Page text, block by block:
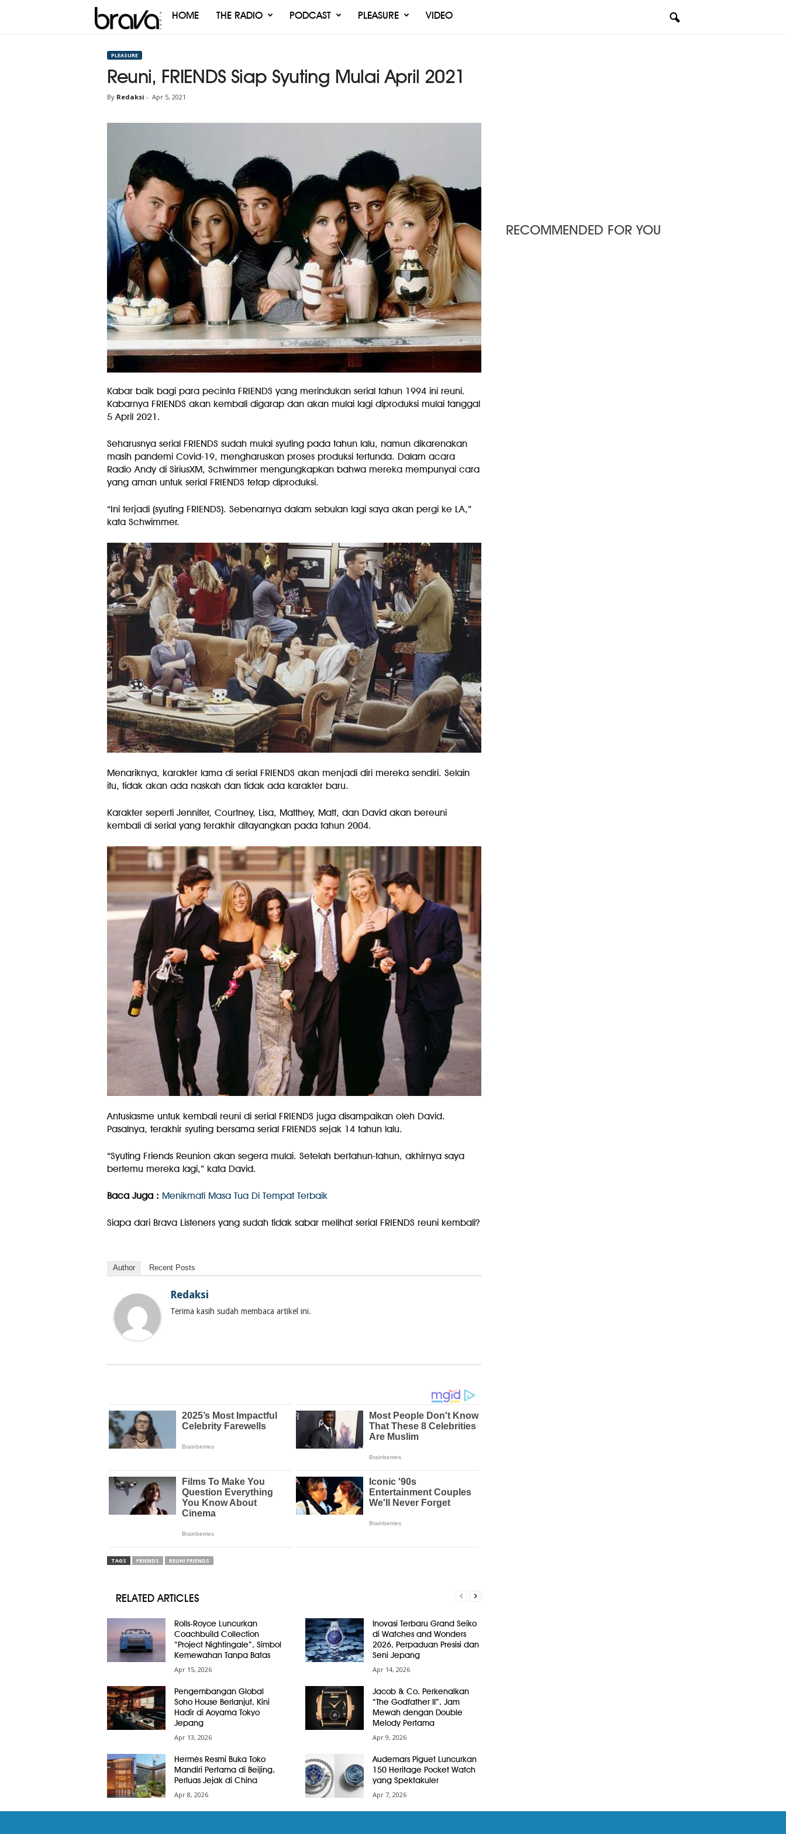
Brava
HOME THE RADIO PODCAST PLEASURE VIDEO
PLEASURE
Reuni, FRIENDS Siap Syuting Mulai April 2021
By Redaksi - Apr 5, 2021
Kabar baik bagi para pecinta FRIENDS yang merindukan serial tahun 1994 ini reuni.
Kabarnya FRIENDS akan kembali digarap dan akan mulai lagi diproduksi mulai tanggal
5 April 2021.
Seharusnya serial FRIENDS sudah mulai syuting pada tahun lalu, namun dikarenakan
masih pandemi Covid-19, mengharuskan proses produksi tertunda. Dalam acara
Radio Andy di SiriusXM, Schwimmer mengungkapkan bahwa mereka mempunyai cara
yang aman untuk serial FRIENDS tetap diproduksi.
“Ini terjadi (syuting FRIENDS). Sebenarnya dalam sebulan lagi saya akan pergi ke LA,”
kata Schwimmer.
Menariknya, karakter lama di serial FRIENDS akan menjadi diri mereka sendiri. Selain
itu, tidak akan ada naskah dan tidak ada karakter baru.
Karakter seperti Jennifer, Courtney, Lisa, Matthey, Matt, dan David akan bereuni
kembali di serial yang terakhir ditayangkan pada tahun 2004.
Antusiasme untuk kembali reuni di serial FRIENDS juga disampaikan oleh David.
Pasalnya, terakhir syuting bersama serial FRIENDS sejak 14 tahun lalu.
“Syuting Friends Reunion akan segera mulai. Setelah bertahun-tahun, akhirnya saya
bertemu mereka lagi,” kata David.
Baca Juga : Menikmati Masa Tua Di Tempat Terbaik
Siapa dari Brava Listeners yang sudah tidak sabar melihat serial FRIENDS reuni kembali?
Author Recent Posts
Redaksi
Terima kasih sudah membaca artikel ini.
TAGS FRIENDS REUNI FRIENDS
RELATED ARTICLES
Rolls-Royce Luncurkan
Coachbuild Collection
“Project Nightingale”, Simbol
Kemewahan Tanpa Batas
Apr 15, 2026
Inovasi Terbaru Grand Seiko
di Watches and Wonders
2026, Perpaduan Presisi dan
Seni Jepang
Apr 14, 2026
Pengembangan Global
Soho House Berlanjut, Kini
Hadir di Aoyama Tokyo
Jepang
Apr 13, 2026
Jacob & Co. Perkenalkan
“The Godfather II”, Jam
Mewah dengan Double
Melody Pertama
Apr 9, 2026
Hermès Resmi Buka Toko
Mandiri Pertama di Beijing,
Perluas Jejak di China
Apr 8, 2026
Audemars Piguet Luncurkan
150 Heritage Pocket Watch
yang Spektakuler
Apr 7, 2026
RECOMMENDED FOR YOU